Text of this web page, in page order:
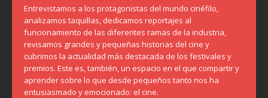
Entrevistamos a los protagonistas del mundo cinéfilo,
analizamos taquillas, dedicamos reportajes al
funcionamiento de las diferentes ramas de la industria,
revisamos grandes y pequeñas historias del cine y
cubrimos la actualidad más destacada de los festivales y
premios. Este es, también, un espacio en el que compartir y
aprender sobre lo que desde pequeños tanto nos ha
entusiasmado y emocionado: el cine.